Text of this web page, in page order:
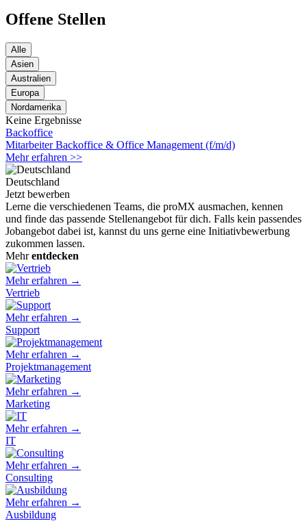
Offene Stellen
Alle
Asien
Australien
Europa
Nordamerika
Keine Ergebnisse
Backoffice
Mitarbeiter Backoffice & Office Management (f/m/d)
Mehr erfahren >>
Deutschland
Jetzt bewerben
Lerne die verschiedenen Teams, die proMX ausmachen, kennen
und finde das passende Stellenangebot für dich. Falls kein passendes
Jobangebot dabei ist, kannst du uns gerne eine Initiativbewerbung
zukommen lassen.
Mehrentdecken
Mehr erfahren →
Vertrieb
Mehr erfahren →
Support
Mehr erfahren →
Projektmanagement
Mehr erfahren →
Marketing
Mehr erfahren →
IT
Mehr erfahren →
Consulting
Mehr erfahren →
Ausbildung